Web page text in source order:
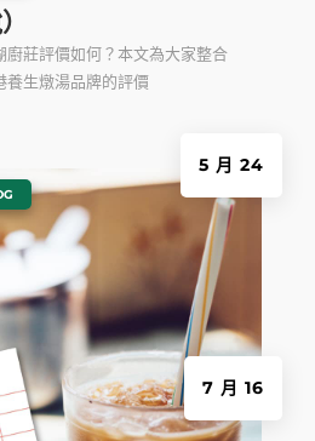
5 月 24
廚莊評價如何？本文為大家整合
養生燉湯品牌的評價
7 月 16